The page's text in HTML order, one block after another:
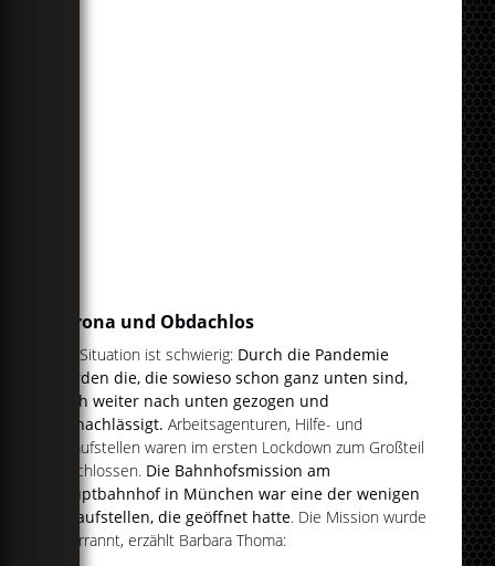
Corona und Obdachlos
Die Situation ist schwierig: Durch die Pandemie
wurden die, die sowieso schon ganz unten sind,
noch weiter nach unten gezogen und
vernachlässigt. Arbeitsagenturen, Hilfe- und
Anlaufstellen waren im ersten Lockdown zum Großteil
geschlossen. Die Bahnhofsmission am
Hauptbahnhof in München war eine der wenigen
Anlaufstellen, die geöffnet hatte. Die Mission wurde
überrannt, erzählt Barbara Thoma: